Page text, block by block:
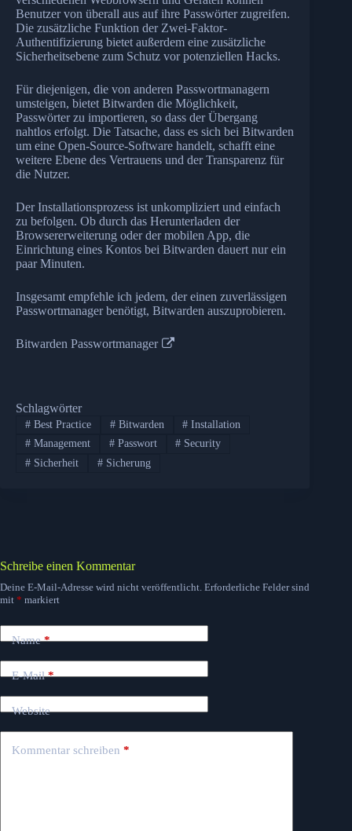
Benutzer von überall aus auf ihre Passwörter zugreifen.
Die zusätzliche Funktion der Zwei-Faktor-
Authentifizierung bietet außerdem eine zusätzliche
Sicherheitsebene zum Schutz vor potenziellen Hacks.
Für diejenigen, die von anderen Passwortmanagern
umsteigen, bietet Bitwarden die Möglichkeit,
Passwörter zu importieren, so dass der Übergang
nahtlos erfolgt. Die Tatsache, dass es sich bei Bitwarden
um eine Open-Source-Software handelt, schafft eine
weitere Ebene des Vertrauens und der Transparenz für
die Nutzer.
Der Installationsprozess ist unkompliziert und einfach
zu befolgen. Ob durch das Herunterladen der
Browsererweiterung oder der mobilen App, die
Einrichtung eines Kontos bei Bitwarden dauert nur ein
paar Minuten.
Insgesamt empfehle ich jedem, der einen zuverlässigen
Passwortmanager benötigt, Bitwarden auszuprobieren.
Bitwarden Passwortmanager
Schlagwörter
#Best Practice #Bitwarden # Installation
#Management #Passwort # Security
#Sicherheit #Sicherung
Schreibe einen Kommentar
Deine E-Mail-Adresse wird nicht veröffentlicht. Erforderliche Felder sind
mit * markiert
Name*
E-Mail*
Website
Kommentar schreiben *